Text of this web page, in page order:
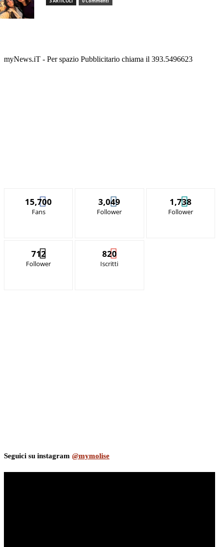
myNews.iT - Per spazio Pubblicitario chiama il 393.5496623
15,700
Fans
3,049
Follower
1,738
Follower
712
Follower
820
Iscritti
Seguici su instagram @mymolise